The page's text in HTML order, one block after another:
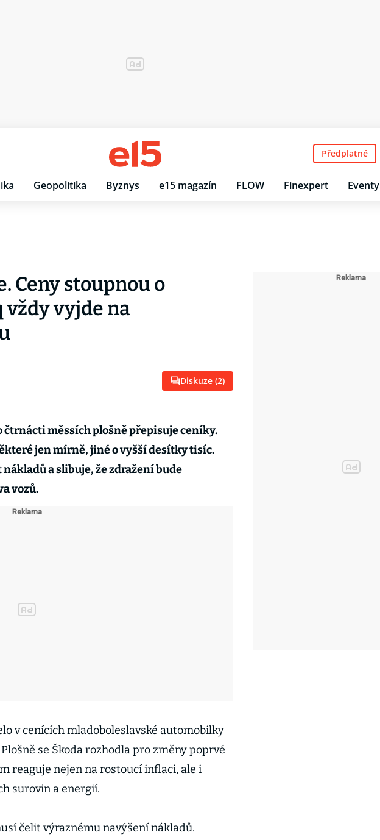
Geopolitika Byznys e15 magazín FLOW Finexpert Eventy
Předplatné
Ceny stoupnou o
vyjde na
Diskuze (2)
čtrnácti měssích plošně přepisuje ceníky.
jen mírně, jiné o vyšší desítky tisíc.
a slibuje, že zdražení bude
vozů.
v cenících mladoboleslavské automobilky
se Škoda rozhodla pro změny poprvé
reaguje nejen na rostoucí inflaci, ale i
surovin a energií.
čelit výraznému navýšení nákladů.